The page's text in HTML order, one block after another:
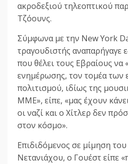
ακροδεξιού τηλεοπτικού
Τζόουνς.
Σύμφωνα με την New York
τραγουδιστής αναπαρήγαγε
που θέλει τους Εβραίους να
ενημέρωσης, τον τομέα των
πολιτισμού, ιδίως της
ΜΜΕ», είπε, «μας έχουν
οι ναζί και ο Χίτλερ δεν
στον κόσμο».
Επιδιδόμενος σε μίμηση
Νετανιάχου, ο Γουέστ είπε